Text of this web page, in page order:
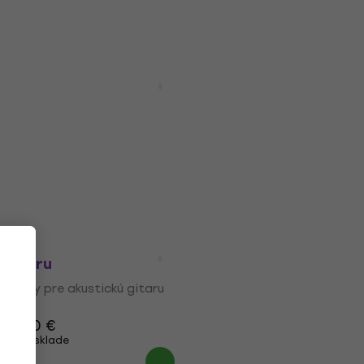
gitaru
Struny pre akustickú gitaru
59,90 €
Na sklade